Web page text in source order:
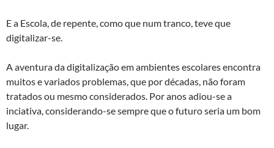
E a Escola, de repente, como que num tranco, teve que
digitalizar-se.
A aventura da digitalização em ambientes escolares encontra
muitos e variados problemas, que por décadas, não foram
tratados ou mesmo considerados. Por anos adiou-se a
inciativa, considerando-se sempre que o futuro seria um bom
lugar.